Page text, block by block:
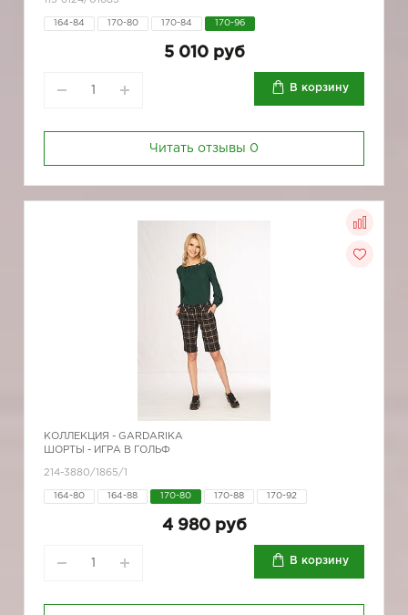
164-84 170-80 170-84 170-96
5 010 руб
В корзину
Читать отзывы 0
КОЛЛЕКЦИЯ - GARDARIKA
ШОРТЫ - ИГРА В ГОЛЬФ
214-3880/1865/1
164-80 164-88 170-80 170-88 170-92
4 980 руб
В корзину